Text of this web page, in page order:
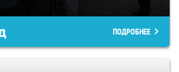
ПОДРОБНЕЕ